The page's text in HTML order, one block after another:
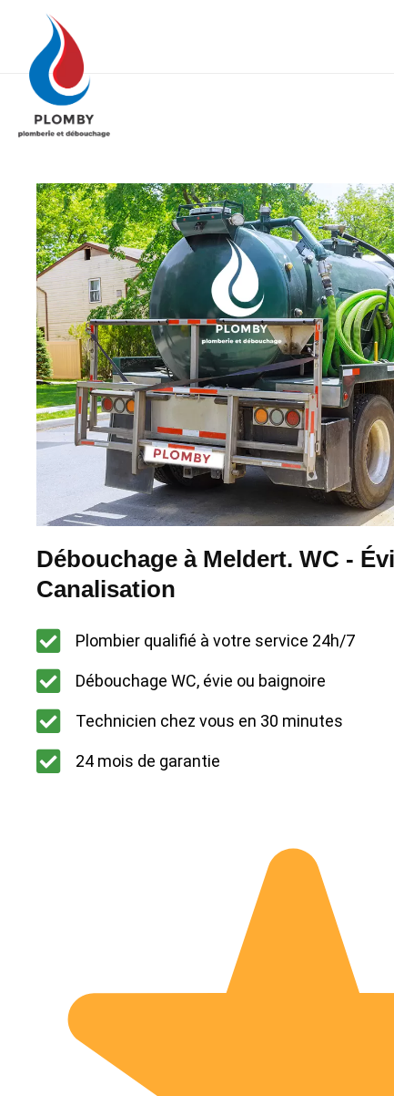
Débouchage à Meldert. WC -
Canalisation
Plombier qualifié à votre service 24h/7
Débouchage WC, évie ou baignoire
Technicien chez vous en 30 minutes
24 mois de garantie